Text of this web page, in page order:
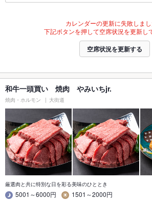
カレンダーの更新に失敗しまし
下記ボタンを押して空席状況を更新し
空席状況を更新する
和牛一頭買い 焼肉 やみいちjr.
焼肉・ホルモン 大街道
厳選肉と共に特別な日を彩る美味のひととき
5001～6000円
1501～2000円